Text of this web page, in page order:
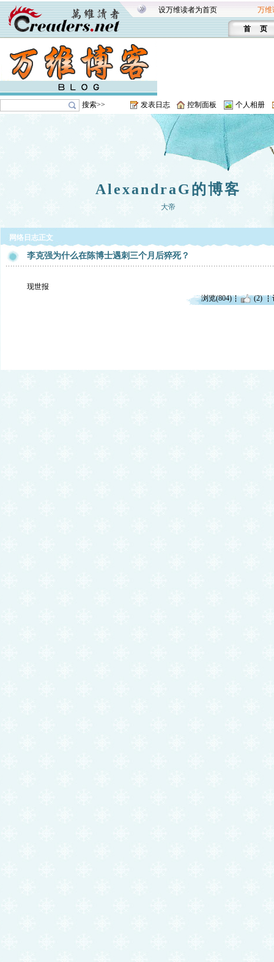
设万维读者为首页 万维
首 页
搜索>> 发表日志 控制面板 个人相册
AlexandraG的博客
大帝
网络日志正文
李克强为什么在陈博士遇刺三个月后猝死？
现世报
浏览(804)
(2)